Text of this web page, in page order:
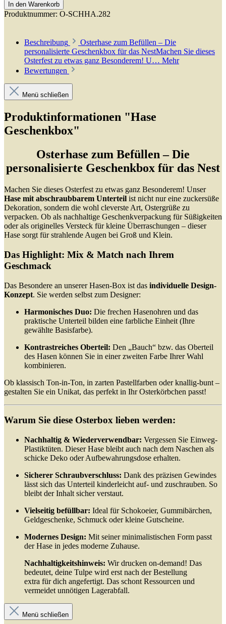
In den Warenkorb
Produktnummer: O-SCHHA.282
Beschreibung
Osterhase zum Befüllen – Die
personalisierte Geschenkbox für das NestMachen Sie dieses
Osterfest zu etwas ganz Besonderem! U… Mehr
Bewertungen
Menü schließen
Produktinformationen "Hase
Geschenkbox"
Osterhase zum Befüllen – Die
personalisierte Geschenkbox für das Nest
Machen Sie dieses Osterfest zu etwas ganz Besonderem! Unser
Hase mit abschraubbarem Unterteil ist nicht nur eine zuckersüße
Dekoration, sondern die wohl cleverste Art, Ostergrüße zu
verpacken. Ob als nachhaltige Geschenkverpackung für Süßigkeiten
oder als originelles Versteck für kleine Überraschungen – dieser
Hase sorgt für strahlende Augen bei Groß und Klein.
Das Highlight: Mix & Match nach Ihrem
Geschmack
Das Besondere an unserer Hasen-Box ist das individuelle Design-
Konzept. Sie werden selbst zum Designer:
Harmonisches Duo: Die frechen Hasenohren und das
praktische Unterteil bilden eine farbliche Einheit (Ihre
gewählte Basisfarbe).
Kontrastreiches Oberteil: Den „Bauch“ bzw. das Oberteil
des Hasen können Sie in einer zweiten Farbe Ihrer Wahl
kombinieren.
Ob klassisch Ton-in-Ton, in zarten Pastellfarben oder knallig-bunt –
gestalten Sie ein Unikat, das perfekt in Ihr Osterkörbchen passt!
Warum Sie diese Osterbox lieben werden:
Nachhaltig & Wiederverwendbar: Vergessen Sie Einweg-
Plastiktüten. Dieser Hase bleibt auch nach dem Naschen als
schicke Deko oder Aufbewahrungsdose erhalten.
Sicherer Schraubverschluss: Dank des präzisen Gewindes
lässt sich das Unterteil kinderleicht auf- und zuschrauben. So
bleibt der Inhalt sicher verstaut.
Vielseitig befüllbar: Ideal für Schokoeier, Gummibärchen,
Geldgeschenke, Schmuck oder kleine Gutscheine.
Modernes Design: Mit seiner minimalistischen Form passt
der Hase in jedes moderne Zuhause.
Nachhaltigkeitshinweis: Wir drucken on-demand! Das
bedeutet, deine Tulpe wird erst nach der Bestellung
extra für dich angefertigt. Das schont Ressourcen und
vermeidet unnötigen Lagerabfall.
Menü schließen